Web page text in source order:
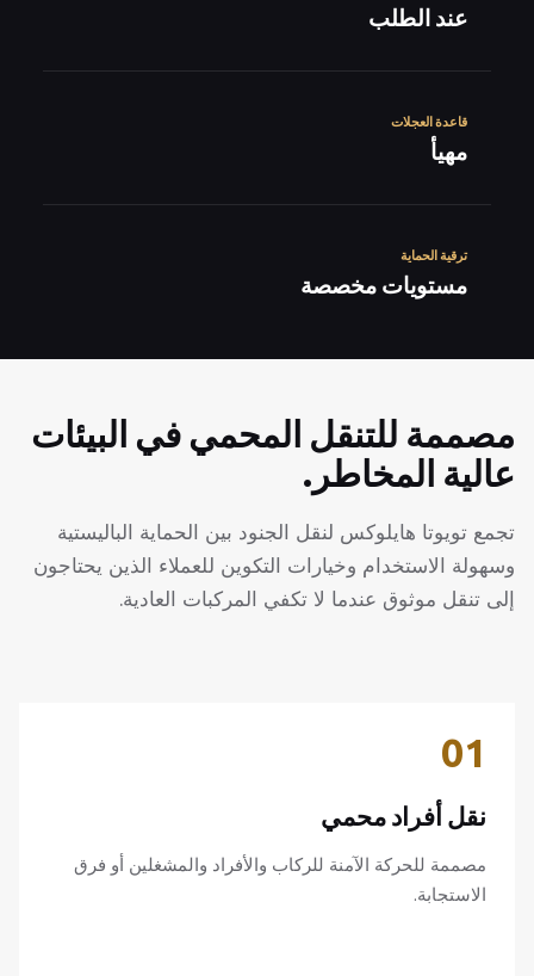
عند الطلب
قاعدة العجلات
مهيأ
ترقية الحماية
مستويات مخصصة
مصممة للتنقل المحمي في البيئات
عالية المخاطر.
تجمع تويوتا هايلوكس لنقل الجنود بين الحماية الباليستية
وسهولة الاستخدام وخيارات التكوين للعملاء الذين يحتاجون
إلى تنقل موثوق عندما لا تكفي المركبات العادية.
01
نقل أفراد محمي
مصممة للحركة الآمنة للركاب والأفراد والمشغلين أو فرق
الاستجابة.